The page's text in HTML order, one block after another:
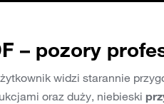
– pozory
widzi starannie
oraz duży, niebieski